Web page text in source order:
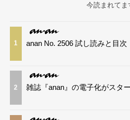
今読まれてま
1 anan No. 2506 試し読みと目次
2 雑誌『anan』の電子化がスタ